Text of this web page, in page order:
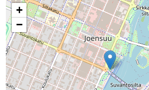
+
−